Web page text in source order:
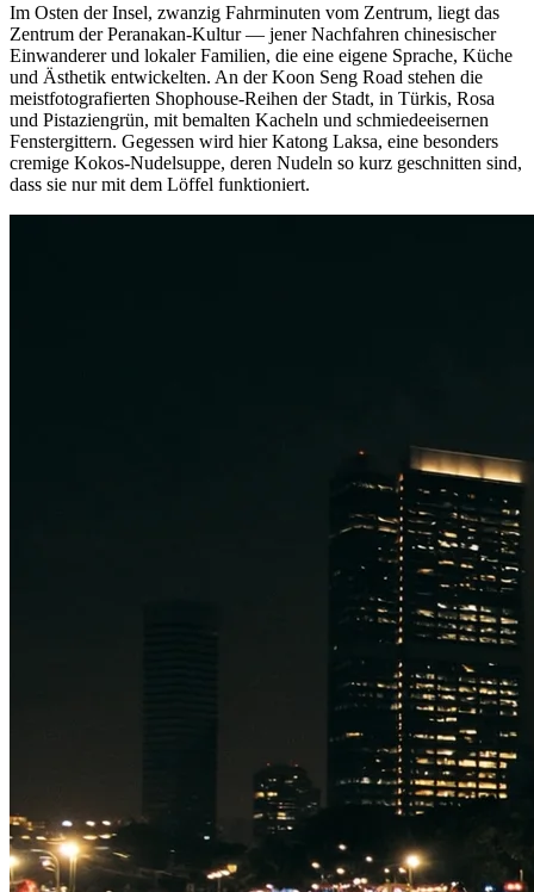
Im Osten der Insel, zwanzig Fahrminuten vom Zentrum, liegt das
Zentrum der Peranakan-Kultur — jener Nachfahren chinesischer
Einwanderer und lokaler Familien, die eine eigene Sprache, Küche
und Ästhetik entwickelten. An der Koon Seng Road stehen die
meistfotografierten Shophouse-Reihen der Stadt, in Türkis, Rosa
und Pistaziengrün, mit bemalten Kacheln und schmiedeeisernen
Fenstergittern. Gegessen wird hier Katong Laksa, eine besonders
cremige Kokos-Nudelsuppe, deren Nudeln so kurz geschnitten sind,
dass sie nur mit dem Löffel funktioniert.